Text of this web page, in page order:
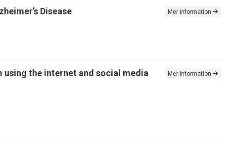
Disease Mer information
the internet and social media
Mer information